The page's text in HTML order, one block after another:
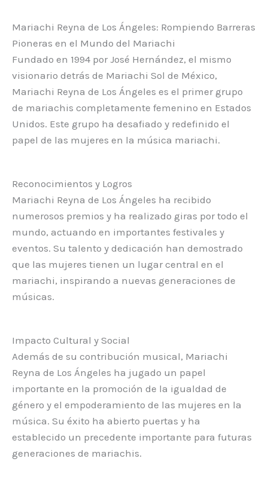
Mariachi Reyna de Los Ángeles: Rompiendo Barreras
Pioneras en el Mundo del Mariachi
Fundado en 1994 por José Hernández, el mismo
visionario detrás de Mariachi Sol de México,
Mariachi Reyna de Los Ángeles es el primer grupo
de mariachis completamente femenino en Estados
Unidos. Este grupo ha desafiado y redefinido el
papel de las mujeres en la música mariachi.
Reconocimientos y Logros
Mariachi Reyna de Los Ángeles ha recibido
numerosos premios y ha realizado giras por todo el
mundo, actuando en importantes festivales y
eventos. Su talento y dedicación han demostrado
que las mujeres tienen un lugar central en el
mariachi, inspirando a nuevas generaciones de
músicas.
Impacto Cultural y Social
Además de su contribución musical, Mariachi
Reyna de Los Ángeles ha jugado un papel
importante en la promoción de la igualdad de
género y el empoderamiento de las mujeres en la
música. Su éxito ha abierto puertas y ha
establecido un precedente importante para futuras
generaciones de mariachis.